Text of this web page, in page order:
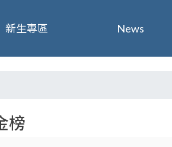
榜
新生專區 News